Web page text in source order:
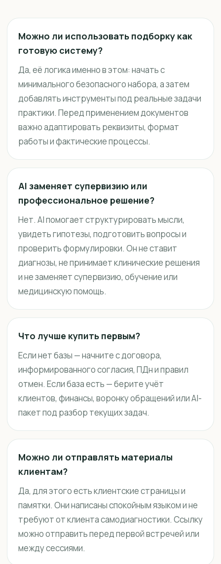
Можно ли использовать подборку как
готовую систему?
Да, её логика именно в этом: начать с
минимального безопасного набора, а затем
добавлять инструменты под реальные задачи
практики. Перед применением документов
важно адаптировать реквизиты, формат
работы и фактические процессы.
AI заменяет супервизию или
профессиональное решение?
Нет. AI помогает структурировать мысли,
увидеть гипотезы, подготовить вопросы и
проверить формулировки. Он не ставит
диагнозы, не принимает клинические решения
и не заменяет супервизию, обучение или
медицинскую помощь.
Что лучше купить первым?
Если нет базы — начните с договора,
информированного согласия, ПДн и правил
отмен. Если база есть — берите учёт
клиентов, финансы, воронку обращений или AI-
пакет под разбор текущих задач.
Можно ли отправлять материалы
клиентам?
Да, для этого есть клиентские страницы и
памятки. Они написаны спокойным языком и не
требуют от клиента самодиагностики. Ссылку
можно отправить перед первой встречей или
между сессиями.